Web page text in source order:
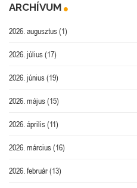
ARCHÍVUM
2026. augusztus(1)
2026. július(17)
2026. június(19)
2026. május(15)
2026. április(11)
2026. március(16)
2026. február(13)